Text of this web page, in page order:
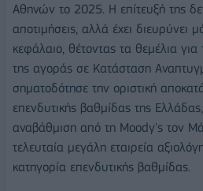
Αθηνών το 2025. Η επίτευξή της
αποτιμήσεις, αλλά έχει διευρύνει
κεφάλαιο, θέτοντας τα θεμέλια
της αγοράς σε Κατάσταση
σηματοδότησε την οριστική
επενδυτικής βαθμίδας της
αναβάθμιση από τη Moody's τον
τελευταία μεγάλη εταιρεία
κατηγορία επενδυτικής βαθμίδας.